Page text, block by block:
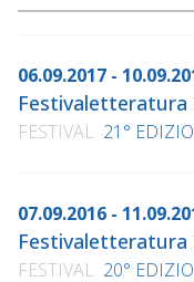
06.09.2017 -
Festivaletteratura
FESTIVAL 21°
07.09.2016 -
Festivaletteratura
FESTIVAL 20°